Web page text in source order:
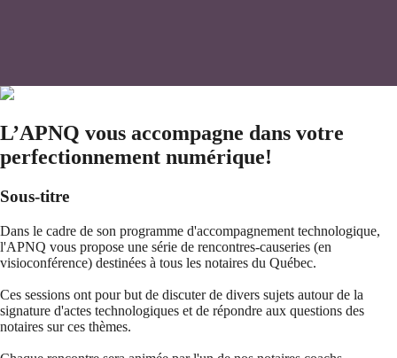
L’APNQ vous accompagne dans votre
perfectionnement numérique!
Sous-titre
Dans le cadre de son programme d'accompagnement technologique,
l'APNQ vous propose une série de rencontres-causeries (en
visioconférence) destinées à tous les notaires du Québec.
Ces sessions ont pour but de discuter de divers sujets autour de la
signature d'actes technologiques et de répondre aux questions des
notaires sur ces thèmes.